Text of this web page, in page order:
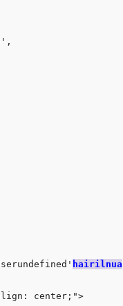
hairilnua
center;">